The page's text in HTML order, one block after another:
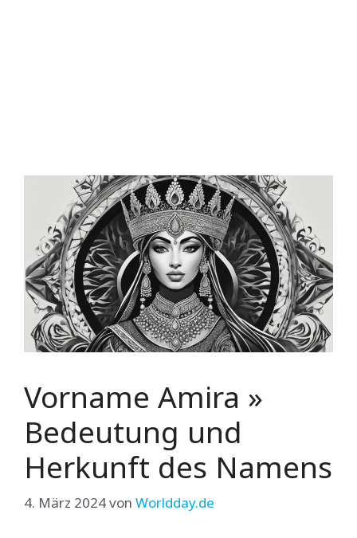
Vorname Amira »
Bedeutung und
Herkunft des Namens
4. März 2024von Worldday.de